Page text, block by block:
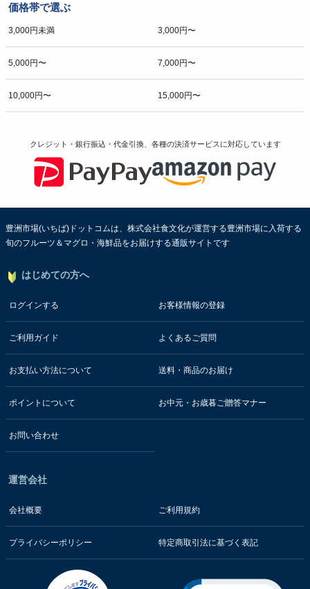
価格帯で選ぶ
3,000円未満 3,000円〜
5,000円〜 7,000円〜
10,000円〜 15,000円〜
クレジット・銀行振込・代金引換、各種の決済サービスに対応しています
豊洲市場(いちば)ドットコムは、株式会社食文化が運営する豊洲市場に入荷する
旬のフルーツ＆マグロ・海鮮品をお届けする通販サイトです
はじめての方へ
ログインする お客様情報の登録
ご利用ガイド よくあるご質問
お支払い方法について 送料・商品のお届け
ポイントについて お中元・お歳暮ご贈答マナー
お問い合わせ
運営会社
会社概要 ご利用規約
プライバシーポリシー 特定商取引法に基づく表記